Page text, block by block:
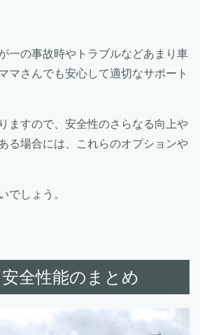
一の事故時やトラブルなどあまり車
マさんでも安心して適切なサポート
ますので、安全性のさらなる向上や
る場合には、これらのオプションや
でしょう。
全性能のまとめ